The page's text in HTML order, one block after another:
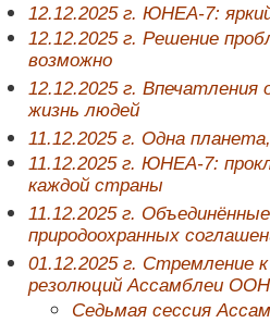
12.12.2025 г. ЮНЕА-7:
12.12.2025 г. Решение
возможно
12.12.2025 г.
жизнь людей
11.12.2025 г. Одна
11.12.2025 г. ЮНЕА-7:
каждой страны
11.12.2025 г.
природоохранных
01.12.2025 г. Стремление
резолюций Ассамблеи
Седьмая сессия